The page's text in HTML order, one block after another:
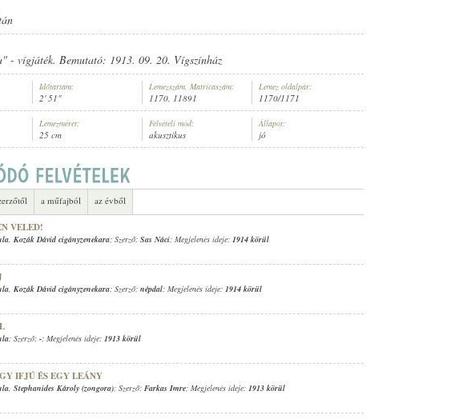
GYULA,STEPHANIDES KÁROLY (ZONGORA)
- vígjáték. Bemutató: 1913. 09. 20. Vígszínház
Időtartam:
2' 51"
Lemezszám, Matricaszám:
1170, 11891
Lemez oldalpár:
1170/1171
Lemezméret:
25 cm
Felvételi mód:
akusztikus
Állapot:
jó
a műfajból az évből
VELED!
, Kozák Dávid cigányzenekara; Szerző: Sas Náci; Megjelenés ideje: 1914 körül
, Kozák Dávid cigányzenekara; Szerző: népdal; Megjelenés ideje: 1914 körül
; Szerző: -; Megjelenés ideje: 1913 körül
IFJÚ ÉS EGY LEÁNY
, Stephanides Károly (zongora); Szerző: Farkas Imre; Megjelenés ideje: 1913 körül